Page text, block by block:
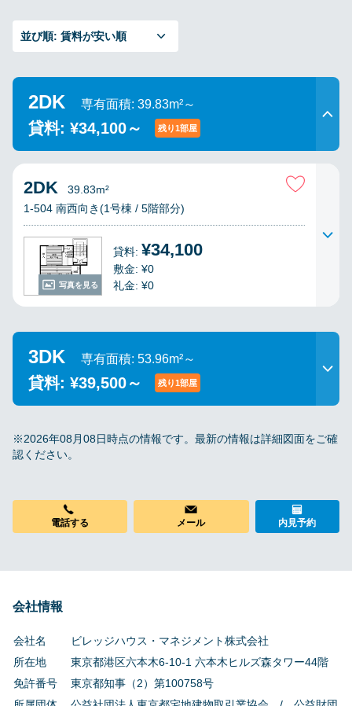
並び順: 賃料が安い順
2DK 専有面積: 39.83m²～
貸料: ¥34,100～ 残り1部屋
写真を見る
2DK
39.83m²
1-504 南西向き(1号棟 / 5階部分)
貸料: ¥34,100
敷金: ¥0
礼金: ¥0
3DK 専有面積: 53.96m²～
貸料: ¥39,500～ 残り1部屋
※2026年08月08日時点の情報です。最新の情報は詳細図面をご確
認ください。
電話する メール 内見予約
会社情報
会社名
ビレッジハウス・マネジメント株式会社
所在地
東京都港区六本木6-10-1 六本木ヒルズ森タワー44階
免許番号
東京都知事（2）第100758号